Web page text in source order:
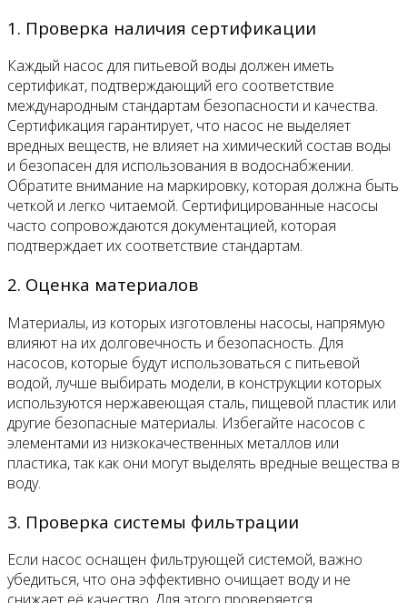
1. Проверка наличия сертификации
Каждый насос для питьевой воды должен иметь
сертификат, подтверждающий его соответствие
международным стандартам безопасности и качества.
Сертификация гарантирует, что насос не выделяет
вредных веществ, не влияет на химический состав воды
и безопасен для использования в водоснабжении.
Обратите внимание на маркировку, которая должна быть
четкой и легко читаемой. Сертифицированные насосы
часто сопровождаются документацией, которая
подтверждает их соответствие стандартам.
2. Оценка материалов
Материалы, из которых изготовлены насосы, напрямую
влияют на их долговечность и безопасность. Для
насосов, которые будут использоваться с питьевой
водой, лучше выбирать модели, в конструкции которых
используются нержавеющая сталь, пищевой пластик или
другие безопасные материалы. Избегайте насосов с
элементами из низкокачественных металлов или
пластика, так как они могут выделять вредные вещества в
воду.
3. Проверка системы фильтрации
Если насос оснащен фильтрующей системой, важно
убедиться, что она эффективно очищает воду и не